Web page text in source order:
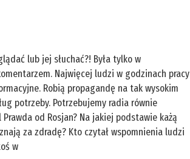
lub jej słuchać?! Była tylko w
Najwięcej ludzi w godzinach pracy
Robią propagandę na tak wysokim
potrzeby. Potrzebujemy radia równie
od Rosjan? Na jakiej podstawie każą
za zdradę? Kto czytał wspomnienia ludzi
w